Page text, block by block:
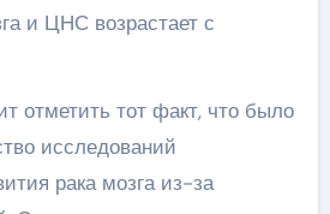
и ЦНС возрастает с
отметить тот факт, что было
исследований
рака мозга из-за